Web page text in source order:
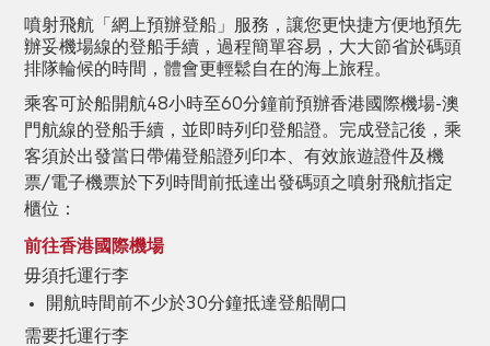
噴射飛航「網上預辦登船」服務，讓您更快捷方便地預先
辦妥機場線的登船手續，過程簡單容易，大大節省於碼頭
排隊輪候的時間，體會更輕鬆自在的海上旅程。
乘客可於船開航48小時至60分鐘前預辦香港國際機場-澳
門航線的登船手續，並即時列印登船證。完成登記後，乘
客須於出發當日帶備登船證列印本、有效旅遊證件及機
票/電子機票於下列時間前抵達出發碼頭之噴射飛航指定
櫃位：
前往香港國際機場
毋須托運行李
開航時間前不少於30分鐘抵達登船閘口
需要托運行李